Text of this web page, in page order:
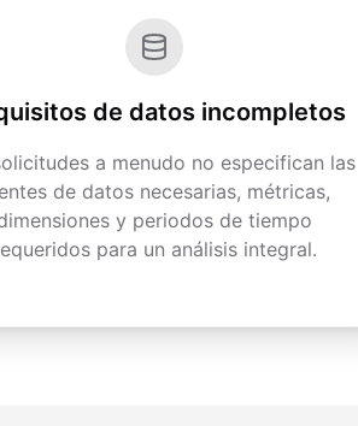
de datos incompletos
a menudo no especifican las
de datos necesarias, métricas,
y periodos de tiempo
para un análisis integral.